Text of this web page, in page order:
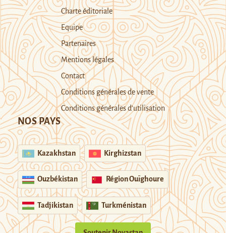
Charte éditoriale
Equipe
Partenaires
Mentions légales
Contact
Conditions générales de vente
Conditions générales d’utilisation
NOS PAYS
Kazakhstan Kirghizstan
Ouzbékistan Région Ouïghoure
Tadjikistan Turkménistan